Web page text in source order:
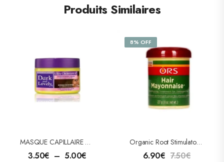
Produits Similaires
MASQUE CAPILLAIRE ULTRA CHOLESTEROL
3.50€ – 5.00€
8% OFF
Organic Root Stimulator Traitement Hair Mayonnaise 227g
6.90€ 7.50€